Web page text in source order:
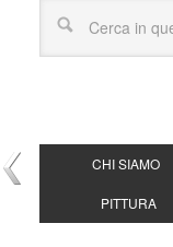
CHI SIAMO
PITTURA